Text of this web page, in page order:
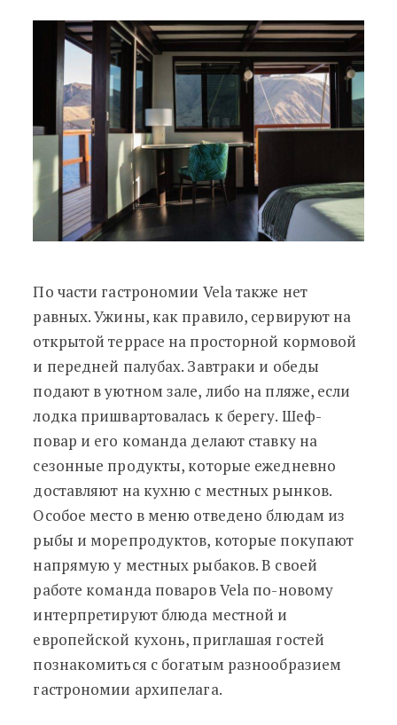
​​​​​​​По части гастрономии Vela также нет
равных. Ужины, как правило, сервируют на
открытой террасе на просторной кормовой
и передней палубах. Завтраки и обеды
подают в уютном зале, либо на пляже, если
лодка пришвартовалась к берегу. Шеф-
повар и его команда делают ставку на
сезонные продукты, которые ежедневно
доставляют на кухню с местных рынков.
Особое место в меню отведено блюдам из
рыбы и морепродуктов, которые покупают
напрямую у местных рыбаков. В своей
работе команда поваров Vela по-новому
интерпретируют блюда местной и
европейской кухонь, приглашая гостей
познакомиться с богатым разнообразием
гастрономии архипелага.